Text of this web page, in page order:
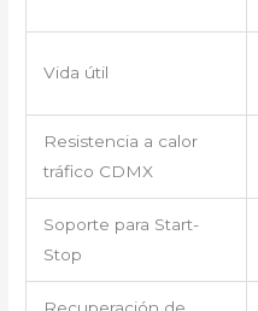
Vida útil
Resistencia a calor
tráfico CDMX
Soporte para Start-
Stop